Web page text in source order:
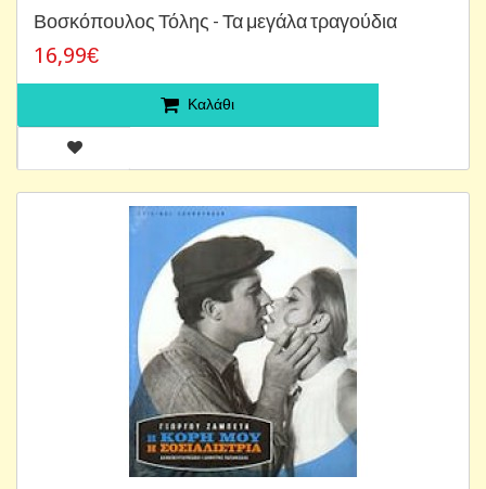
Βοσκόπουλος Τόλης - Τα μεγάλα τραγούδια
16,99€
Καλάθι